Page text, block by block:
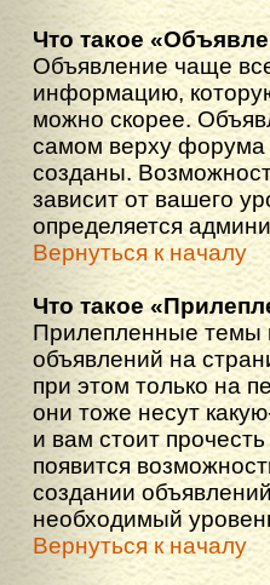
Что такое
Объявление чаще
информацию,
можно скорее.
самом верху форума
созданы.
зависит от вашего
определяется
Вернуться к началу
Что такое
Прилепленные темы
объявлений на
при этом только на
они тоже несут
и вам стоит
появится
создании
необходимый
Вернуться к началу